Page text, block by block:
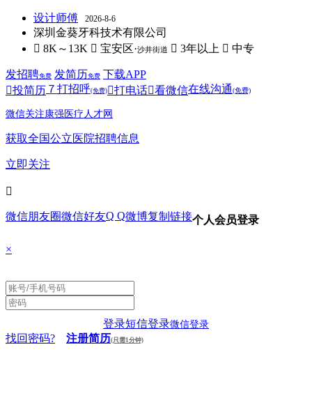
设计师傅 2026-8-6
深圳金葵牙科技术有限公司
 8K～13K  宝安区·沙井街道  3年以上  中专
发招聘免费 发简历免费 下载APP
投简历 ７ 打招呼(免费) 打电话看微信在线沟通(免费)
微信关注康强医疗人才网
获取全国公立医院招聘信息
立即关注

微信朋友圈微信好友Q Q微博复制链接个人会员登录
×
登录短信登录微信登录
找回密码? 注册简历(只需1分钟)